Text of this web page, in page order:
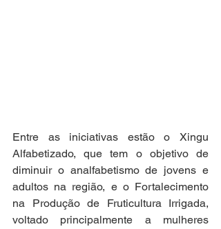
Entre as iniciativas estão o Xingu
Alfabetizado, que tem o objetivo de
diminuir o analfabetismo de jovens e
adultos na região, e o Fortalecimento
na Produção de Fruticultura Irrigada,
voltado principalmente a mulheres